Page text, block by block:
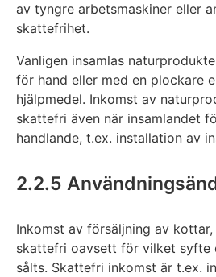
av tyngre arbetsmaskiner eller
skattefrihet.
Vanligen insamlas
för hand eller med en plockare
hjälpmedel. Inkomst av
skattefri även när insamlandet
handlande, t.ex. installation av
2.2.5
Inkomst av försäljning av
skattefri oavsett för vilket syfte
sålts. Skattefri inkomst är t.ex.